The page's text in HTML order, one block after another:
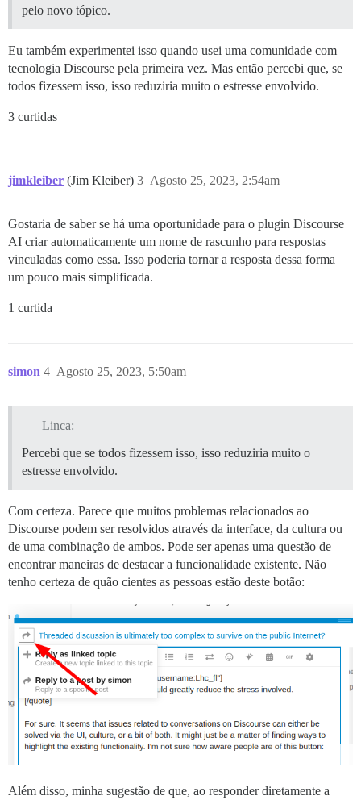
pelo novo tópico.
Eu também experimentei isso quando usei uma comunidade com
tecnologia Discourse pela primeira vez. Mas então percebi que, se
todos fizessem isso, isso reduziria muito o estresse envolvido.
3 curtidas
jimkleiber (Jim Kleiber) Agosto 25, 2023, 2:54am
3
Gostaria de saber se há uma oportunidade para o plugin Discourse
AI criar automaticamente um nome de rascunho para respostas
vinculadas como essa. Isso poderia tornar a resposta dessa forma
um pouco mais simplificada.
1 curtida
simon Agosto 25, 2023, 5:50am
4
Linca:
Percebi que se todos fizessem isso, isso reduziria muito o
estresse envolvido.
Com certeza. Parece que muitos problemas relacionados ao
Discourse podem ser resolvidos através da interface, da cultura ou
de uma combinação de ambos. Pode ser apenas uma questão de
encontrar maneiras de destacar a funcionalidade existente. Não
tenho certeza de quão cientes as pessoas estão deste botão:
Além disso, minha sugestão de que, ao responder diretamente a